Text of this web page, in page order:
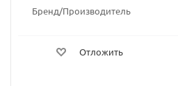
Бренд/Производитель
Отложить